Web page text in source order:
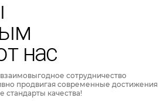
нас
сотрудничество
продвигая современные достижения
стандарты качества!